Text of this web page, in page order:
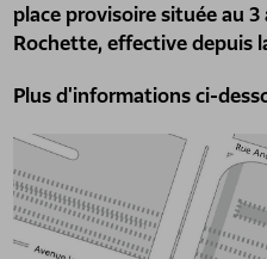
place provisoire située au
Rochette, effective depuis
Plus d'informations ci-